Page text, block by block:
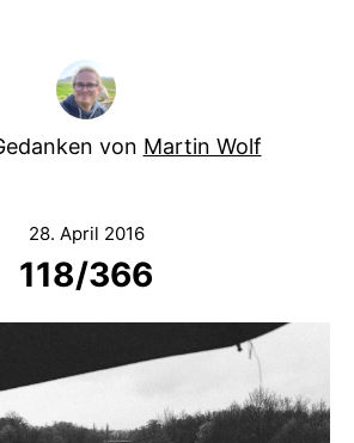
von Martin Wolf
28. April 2016
118/366